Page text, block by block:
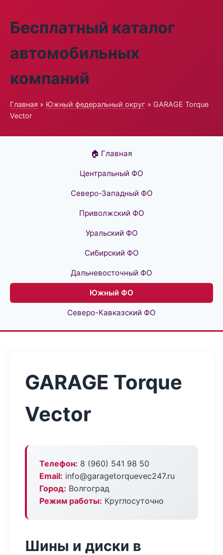
Бесплатный каталог
автомобильных
компаний
Главная » Южный федеральный округ » GARAGE Torque
Vector
🏠 Главная
Центральный ФО
Северо-Западный ФО
Приволжский ФО
Уральский ФО
Сибирский ФО
Дальневосточный ФО
Южный ФО
Северо-Кавказский ФО
GARAGE Torque
Vector
Телефон: 8 (960) 541 98 50
Email: info@garagetorquevec247.ru
Город: Волгоград
Режим работы: Круглосуточно
Шины и диски в